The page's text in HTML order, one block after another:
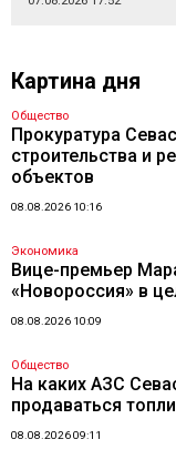
Картина дня
Общество
Прокуратура
строительства и
объектов
08.08.2026 10:16
Экономика
Вице-премьер
«Новороссия» в
08.08.2026 10:09
Общество
На каких АЗС
продаваться
08.08.2026 09:11